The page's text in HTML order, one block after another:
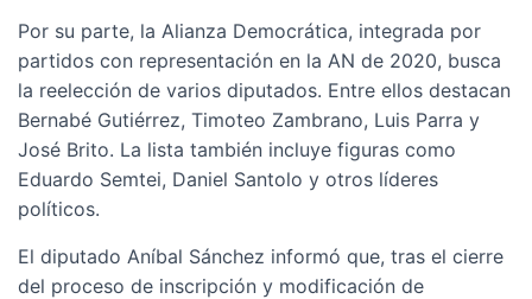
Por su parte, la Alianza Democrática, integrada por
partidos con representación en la AN de 2020, busca
la reelección de varios diputados. Entre ellos destacan
Bernabé Gutiérrez, Timoteo Zambrano, Luis Parra y
José Brito. La lista también incluye figuras como
Eduardo Semtei, Daniel Santolo y otros líderes
políticos.
El diputado Aníbal Sánchez informó que, tras el cierre
del proceso de inscripción y modificación de